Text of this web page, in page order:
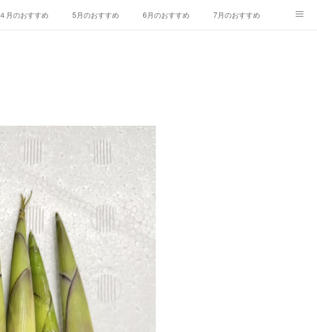
４月のおすすめ 5月のおすすめ 6月のおすすめ 7月のおすすめ